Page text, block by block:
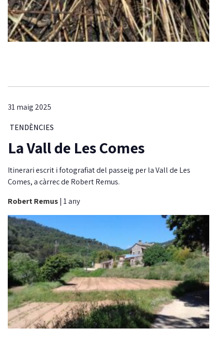
31 maig 2025
TENDÈNCIES
La Vall de Les Comes
Itinerari escrit i fotografiat del passeig per la Vall de Les
Comes, a càrrec de Robert Remus.
Robert Remus| 1 any